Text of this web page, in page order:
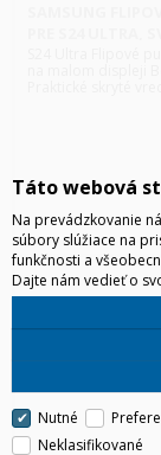
Táto webová
Na prevádzkovanie
súbory slúžiace na
funkčnosti a
Dajte nám vedieť o
Nutné
Neklasifikované